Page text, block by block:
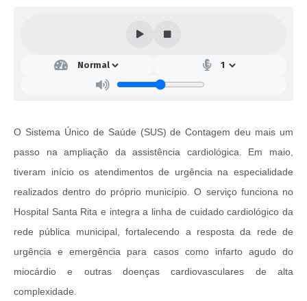
O Sistema Único de Saúde (SUS) de Contagem deu mais um
passo na ampliação da assistência cardiológica. Em maio,
tiveram início os atendimentos de urgência na especialidade
realizados dentro do próprio município. O serviço funciona no
Hospital Santa Rita e integra a linha de cuidado cardiológico da
rede pública municipal, fortalecendo a resposta da rede de
urgência e emergência para casos como infarto agudo do
miocárdio e outras doenças cardiovasculares de alta
complexidade.